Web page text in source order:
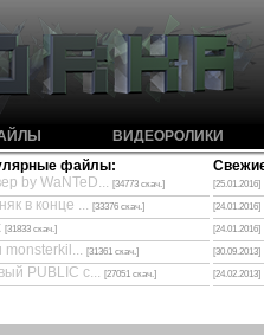
ВИДЕОРОЛИКИ
файлы:
by WaNTeD... [34773 скач.]
в конце ... [33376 скач.]
[31833 скач.]
monsterkil... [31361 скач.]
PUBLIC с... [27051 скач.]
[25.01.2016]
[24.01.2016]
[24.01.2016]
[30.09.2013]
[24.02.2013]